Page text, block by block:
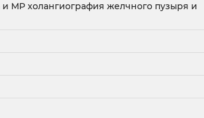
МР холангиография желчного пузыря и